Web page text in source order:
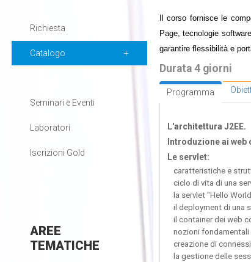
Il corso fornisce le
Page, tecnologie
garantire flessibilità e
Durata 4 giorni
Programma
L'architettura J2EE.
Introduzione ai web
Le servlet:
caratteristiche e
ciclo di vita di una
la servlet "Hello
il deployment di una
il container dei web
nozioni fondamentali
creazione di
la gestione delle
Richiesta
Catalogo
Seminari e Eventi
Laboratori
Iscrizioni Gold
AREE
TEMATICHE